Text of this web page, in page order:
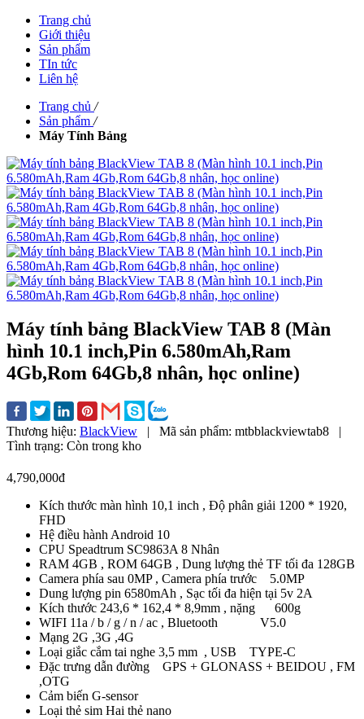
Trang chủ
Giới thiệu
Sản phẩm
TIn tức
Liên hệ
Trang chủ /
Sản phẩm /
Máy Tính Bảng
Máy tính bảng BlackView TAB 8 (Màn
hình 10.1 inch,Pin 6.580mAh,Ram
4Gb,Rom 64Gb,8 nhân, học online)
Thương hiệu: BlackView | Mã sản phẩm: mtbblackviewtab8
|
Tình trạng: Còn trong kho
4,790,000đ
Kích thước màn hình 10,1 inch , Độ phân giải 1200 * 1920,
FHD
Hệ điều hành Android 10
CPU Speadtrum SC9863A 8 Nhân
RAM 4GB , ROM 64GB , Dung lượng thẻ TF tối đa 128GB
Camera phía sau 0MP , Camera phía trước 5.0MP
Dung lượng pin 6580mAh , Sạc tối đa hiện tại 5v 2A
Kích thước 243,6 * 162,4 * 8,9mm , nặng 600g
WIFI 11a / b / g / n / ac , Bluetooth V5.0
Mạng 2G ,3G ,4G
Loại giắc cắm tai nghe 3,5 mm , USB TYPE-C
Đặc trưng dẫn đường GPS + GLONASS + BEIDOU , FM
,OTG
Cảm biến G-sensor
Loại thẻ sim Hai thẻ nano